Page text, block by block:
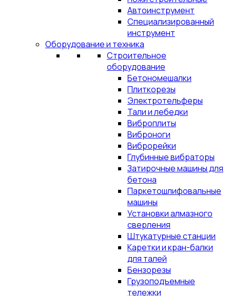
Автоинструмент
Специализированный
инструмент
Оборудование и техника
Строительное
оборудование
Бетономешалки
Плиткорезы
Электротельферы
Тали и лебедки
Виброплиты
Виброноги
Виброрейки
Глубинные вибраторы
Затирочные машины для
бетона
Паркетошлифовальные
машины
Установки алмазного
сверления
Штукатурные станции
Каретки и кран-балки
для талей
Бензорезы
Грузоподъемные
тележки